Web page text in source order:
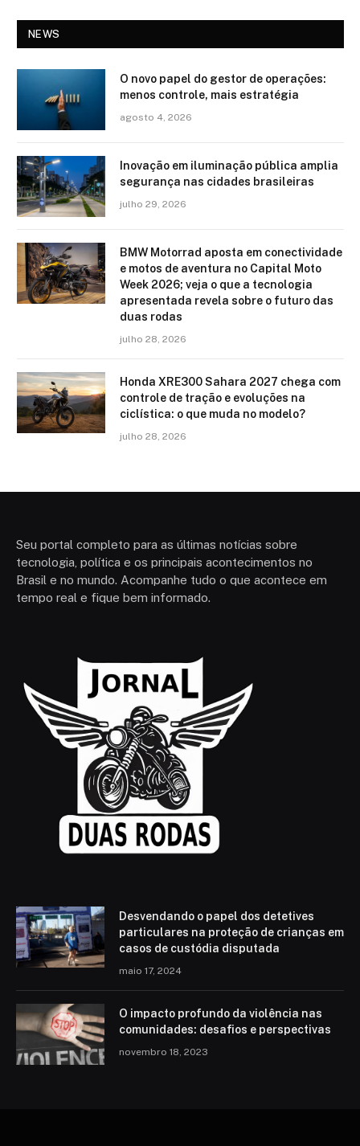
NEWS
O novo papel do gestor de operações:
menos controle, mais estratégia
agosto 4, 2026
Inovação em iluminação pública amplia
segurança nas cidades brasileiras
julho 29, 2026
BMW Motorrad aposta em conectividade
e motos de aventura no Capital Moto
Week 2026; veja o que a tecnologia
apresentada revela sobre o futuro das
duas rodas
julho 28, 2026
Honda XRE300 Sahara 2027 chega com
controle de tração e evoluções na
ciclística: o que muda no modelo?
julho 28, 2026
Seu portal completo para as últimas notícias sobre
tecnologia, política e os principais acontecimentos no
Brasil e no mundo. Acompanhe tudo o que acontece em
tempo real e fique bem informado.
Desvendando o papel dos detetives
particulares na proteção de crianças em
casos de custódia disputada
maio 17, 2024
O impacto profundo da violência nas
comunidades: desafios e perspectivas
novembro 18, 2023